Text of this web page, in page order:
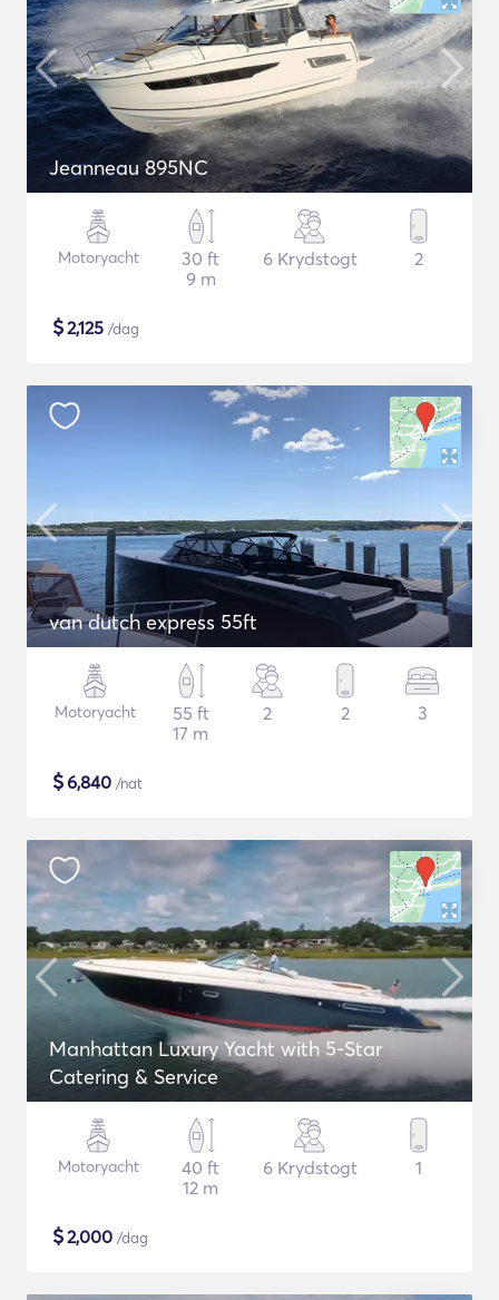
Jeanneau 895NC
Motoryacht
30 ft
9 m
6 Krydstogt 2
$2,125 /dag
van dutch express 55ft
Motoryacht
55 ft
17 m
2 2 3
$6,840 /nat
Manhattan Luxury Yacht with 5-Star
Catering & Service
Motoryacht
40 ft
12 m
6 Krydstogt 1
$2,000 /dag